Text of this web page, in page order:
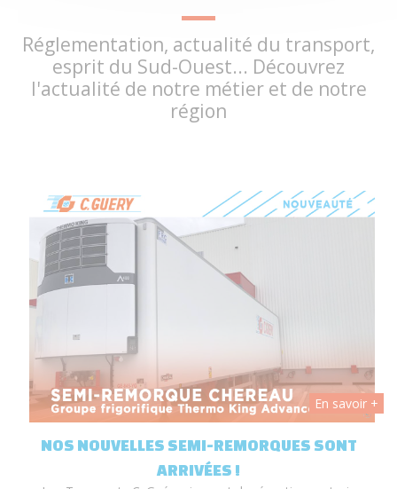
Réglementation, actualité du transport,
esprit du Sud-Ouest... Découvrez
l'actualité de notre métier et de notre
région
En savoir +
NOS NOUVELLES SEMI-REMORQUES SONT
ARRIVÉES !